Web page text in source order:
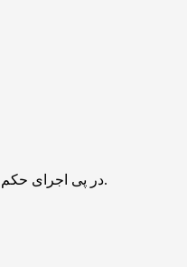
در پی اجرای حکم یکی از بزرگ‌ترین پرونده‌های حقوقی کشور، قرارداد کارگران پتروشیمی مهر با جم منعقد می‌شود.